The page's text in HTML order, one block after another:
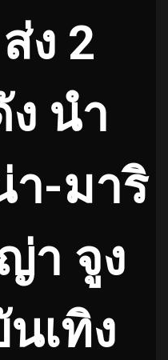
ง 2
นำ
า-มาริ
า จูง
เทิง